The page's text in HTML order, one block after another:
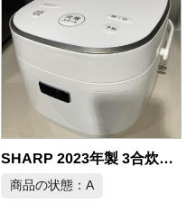
SHARP 2023年製 3合炊き 炊飯器 中古品販売
商品の状態：A